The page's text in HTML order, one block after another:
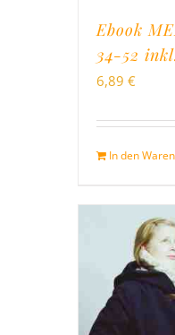
Ebook
34-52
6,89 €
In den